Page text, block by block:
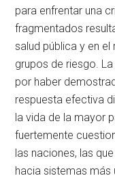
para enfrentar una
fragmentados
salud pública y en
grupos de riesgo.
por haber
respuesta efectiva
la vida de la mayor
fuertemente
las naciones, las
hacia sistemas